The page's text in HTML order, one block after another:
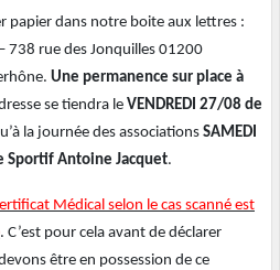
papier dans notre boite aux lettres :
738 rue des Jonquilles 01200
Une permanence sur place à
se tiendra le VENDREDI 27/08 de
la journée des associations SAMEDI
Sportif Antoine Jacquet.
Médical selon le cas scanné est
. C’est pour cela avant de déclarer
être en possession de ce